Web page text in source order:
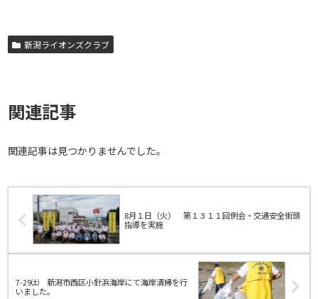
新潟ライオンズクラブ
関連記事
関連記事は見つかりませんでした。
8月１日（火） 第１３１１回例会・交通安全街頭
指導を実施
7-29㈯ 新潟市西区小針浜海岸にて海岸清掃を行
いました。